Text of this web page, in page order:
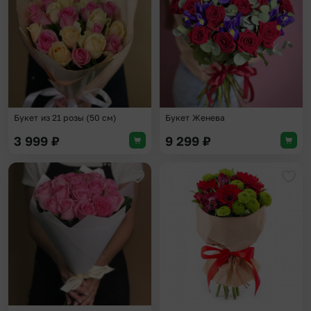
Букет из 21 розы (50 см)
3 999 ₽
Букет Женева
9 299 ₽
Добавить в избранное